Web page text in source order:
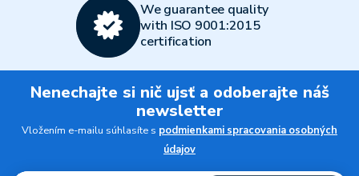
We guarantee quality
with ISO 9001:2015
certification
Nenechajte si nič ujsť a odoberajte náš
newsletter
Vložením e-mailu súhlasíte s podmienkami spracovania osobných
údajov